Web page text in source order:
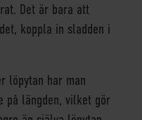
Det är bara att
koppla in sladden i
löpytan har man
på längden, vilket gör